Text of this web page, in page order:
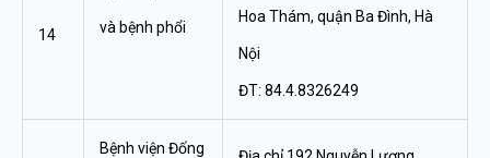
14 và bệnh phổi
Hoa Thám, quận Ba Đình, Hà
Nội
ĐT: 84.4.8326249
Bệnh viện Đống